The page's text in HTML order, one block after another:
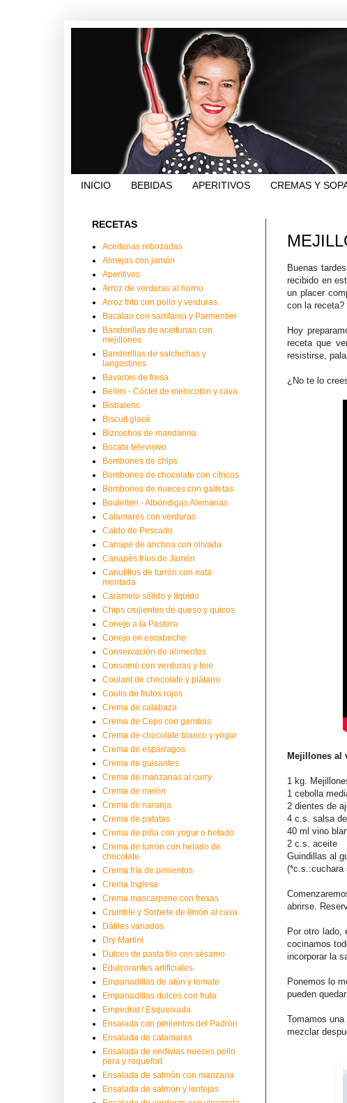
INICIO BEBIDAS APERITIVOS CREMAS Y
Buenas
recibido en
un placer
con la receta?
Hoy
receta que
resistirse,
¿No te lo
Mejillones al
1 kg.
1 cebolla
2 dientes de
4 c.s. salsa
40 ml vino
2 c.s. aceite
Guindillas al
(*c.s.:cuchara
abrirse.
Por otro lado,
cocinamos
incorporar la
Ponemos lo
pueden
Tomamos
mezclar
RECETAS
Aceitunas rebozadas
Almejas con jamón
Aperitivos
Arroz de verduras al horno
Arroz frito con pollo y verduras
Bacalao con samfaina y Parmentier
Banderillas de aceitunas con
mejillones
Banderillas de salchichas y
langostinos
Bavarois de fresa
Bellini - Cóctel de melocotón y cava
Bisbalenc
Biscuit glacé
Bizcochos de mandarina
Bocata televisivo
Bombones de chips
Bombones de chocolate con cítricos
Bombones de nueces con galletas
Bouletten - Albóndigas Alemanas
Calamares con verduras
Caldo de Pescado
Canapé de anchoa con olivada
Canapés fríos de Jamón
Canutillos de turrón con nata
montada
Caramelo sólido y líquido
Chips crujientes de queso y quicos
Conejo a la Pastora
Conejo en escabeche
Conservación de alimentos
Consomé con verduras y foie
Coulant de chocolate y plátano
Coulis de frutos rojos
Crema de calabaza
Crema de Ceps con gambas
Crema de chocolate blanco y yogur
Crema de espárragos
Crema de guisantes
Crema de manzanas al curry
Crema de melón
Crema de naranja
Crema de patatas
Crema de piña con yogur o helado
Crema de turrón con helado de
chocolate
Crema fría de pimientos
Crema Inglesa
Crema mascarpone con fresas
Crumble y Sorbete de limón al cava
Dátiles variados
Dry Martini
Dulces de pasta filo con sésamo
Edulcorantes artificiales
Empanadillas de atún y tomate
Empanadillas dulces con fruta
Empedrat / Esqueixada
Ensalada con pimientos del Padrón
Ensalada de calamares
Ensalada de endivias nueces pollo
pera y roquefort
Ensalada de salmón con manzana
Ensalada de salmón y lentejas